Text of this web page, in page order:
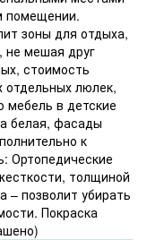
помещении.
зоны для отдыха,
не мешая друг
стоимость
отдельных люлек,
мебель в детские
белая, фасады
к
Ортопедические
толщиной
– позволит убирать
Покраска